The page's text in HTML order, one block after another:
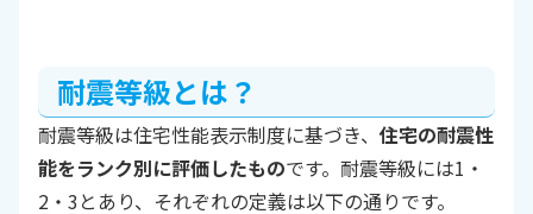
耐震等級とは？
耐震等級は住宅性能表示制度に基づき、 住宅の耐震性
能をランク別に評価したものです。耐震等級には1・
2・3とあり、それぞれの定義は以下の通りです。